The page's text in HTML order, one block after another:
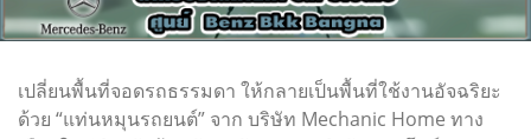
เปลี่ยนพื้นที่จอดรถธรรมดา ให้กลายเป็นพื้นที่ใช้งานอัจฉริยะ
ด้วย “แท่นหมุนรถยนต์” จาก บริษัท Mechanic Home ทาง